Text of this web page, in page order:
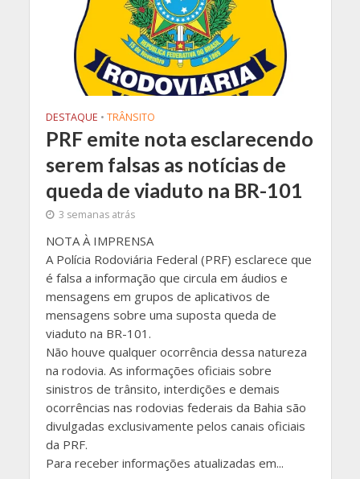
DESTAQUE • TRÂNSITO
PRF emite nota esclarecendo
serem falsas as notícias de
queda de viaduto na BR-101
3 semanas atrás
NOTA À IMPRENSA
A Polícia Rodoviária Federal (PRF) esclarece que
é falsa a informação que circula em áudios e
mensagens em grupos de aplicativos de
mensagens sobre uma suposta queda de
viaduto na BR-101.
Não houve qualquer ocorrência dessa natureza
na rodovia. As informações oficiais sobre
sinistros de trânsito, interdições e demais
ocorrências nas rodovias federais da Bahia são
divulgadas exclusivamente pelos canais oficiais
da PRF.
Para receber informações atualizadas em...